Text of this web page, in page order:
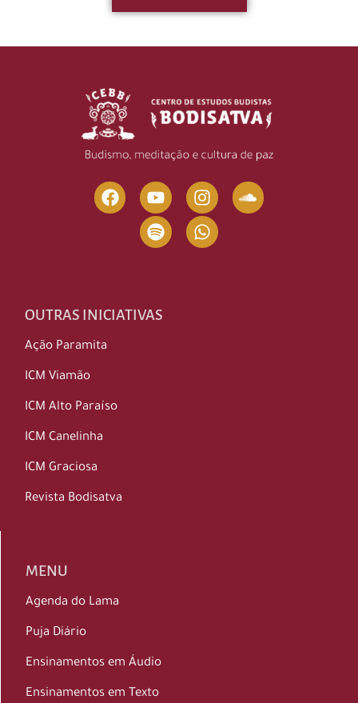
OUTRAS INICIATIVAS
Ação Paramita
ICM Viamão
ICM Alto Paraíso
ICM Canelinha
ICM Graciosa
Revista Bodisatva
MENU
Agenda do Lama
Puja Diário
Ensinamentos em Áudio
Ensinamentos em Texto